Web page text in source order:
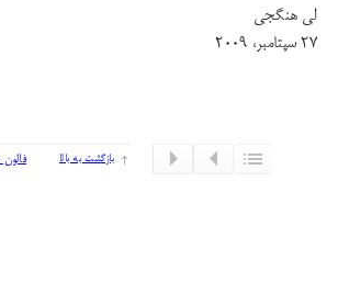
لی هنگجی
۲۷ سپتامبر، ۲۰۰۹
بازگشت به بالا